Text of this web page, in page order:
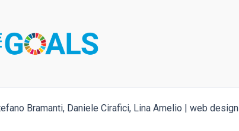
Bramanti, Daniele Cirafici, Lina Amelio | web design